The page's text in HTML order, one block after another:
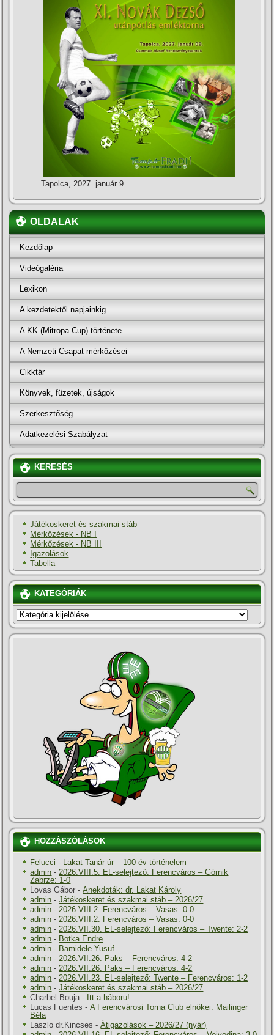
Tapolca, 2027. január 9.
OLDALAK
Kezdőlap
Videógaléria
Lexikon
A kezdetektől napjainkig
A KK (Mitropa Cup) története
A Nemzeti Csapat mérkőzései
Cikktár
Könyvek, füzetek, újságok
Szerkesztőség
Adatkezelési Szabályzat
KERESÉS
Játékoskeret és szakmai stáb
Mérkőzések - NB I
Mérkőzések - NB III
Igazolások
Tabella
KATEGÓRIÁK
KATEGÓRIÁK
HOZZÁSZÓLÁSOK
Felucci - Lakat Tanár úr – 100 év történelem
admin -2026.VIII.5. EL-selejtező: Ferencváros – Górnik
Zabrze: 1-0
Lovas Gábor -Anekdoták: dr. Lakat Károly
admin -Játékoskeret és szakmai stáb – 2026/27
admin -2026.VIII.2. Ferencváros – Vasas: 0-0
admin -2026.VIII.2. Ferencváros – Vasas: 0-0
admin -2026.VII.30. EL-selejtező: Ferencváros – Twente: 2-2
admin - Botka Endre
admin - Bamidele Yusuf
admin -2026.VII.26. Paks – Ferencváros: 4-2
admin -2026.VII.26. Paks – Ferencváros: 4-2
admin -2026.VII.23. EL-selejtező: Twente – Ferencváros: 1-2
admin -Játékoskeret és szakmai stáb – 2026/27
Charbel Bouja- Itt a háboru!
Lucas Fuentes -A Ferencvárosi Torna Club elnökei: Mailinger
Béla
Laszlo dr.Kincses -Átigazolások – 2026/27 (nyár)